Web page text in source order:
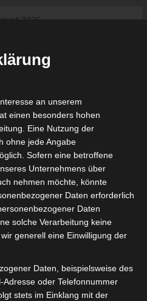
2026
die Ligue 2 zu
Sportives de Gafsa
kündigt Rückzug aus der
an
Spielplan der ersten 15
der Saison 2026/2027
Tunesien 2026/2027 –
am am 19./20.
2026
Ligafußball
Limited, Gordon House, Barrow
Zustimmung. Es werden seitens
und gespeichert. Welche Daten genau
Datenschutzbedingungen
an unserem
einen besonders hohen
Eine Nutzung der
ohne jede Angabe
Sofern eine betroffene
Unternehmens über
nehmen möchte, könnte
Daten erforderlich
Daten
solche Verarbeitung keine
generell eine Einwilligung der
Daten, beispielsweise des
oder Telefonnummer
stets im Einklang mit der